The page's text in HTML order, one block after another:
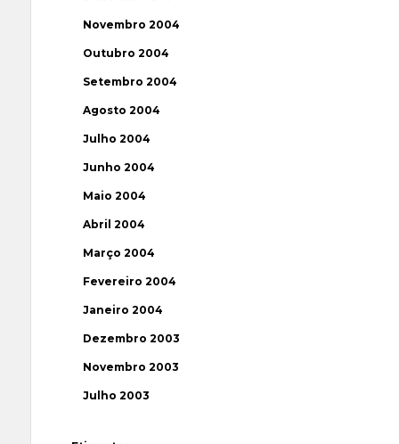
Novembro 2004
Outubro 2004
Setembro 2004
Agosto 2004
Julho 2004
Junho 2004
Maio 2004
Abril 2004
Março 2004
Fevereiro 2004
Janeiro 2004
Dezembro 2003
Novembro 2003
Julho 2003